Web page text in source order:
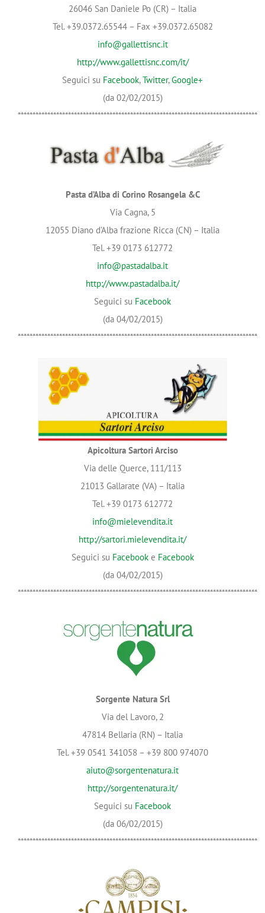
26046 San Daniele Po (CR) – Italia
Tel. +39.0372.65544 – Fax +39.0372.65082
info@gallettisnc.it
http://www.gallettisnc.com/it/
Seguici su Facebook,Twitter,Google+
(da 02/02/2015)
*********************************************************************************
Pasta d’Alba di Corino Rosangela &C
Via Cagna, 5
12055 Diano d’Alba frazione Ricca (CN) – Italia
Tel. +39 0173 612772
info@pastadalba.it
http://www.pastadalba.it/
Seguici su Facebook
(da 04/02/2015)
*********************************************************************************
Apicoltura Sartori Arciso
Via delle Querce, 111/113
21013 Gallarate (VA) – Italia
Tel. +39 0173 612772
info@mielevendita.it
http://sartori.mielevendita.it/
Seguici su Facebooke Facebook
(da 04/02/2015)
*********************************************************************************
Sorgente Natura Srl
Via del Lavoro, 2
47814 Bellaria (RN) – Italia
Tel. +39 0541 341058 – +39 800 974070
aiuto@sorgentenatura.it
http://sorgentenatura.it/
Seguici su Facebook
(da 06/02/2015)
*********************************************************************************